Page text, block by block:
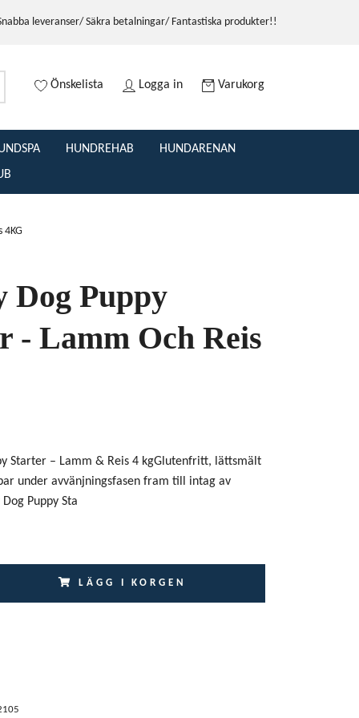
leveranser/ Säkra betalningar/ Fantastiska produkter!!
Önskelista Logga in Varukorg
HUNDREHAB
HUNDARENAN
Dog Puppy
- Lamm Och Reis
Starter – Lamm & Reis 4 kgGlutenfritt, lättsmält
under avvänjningsfasen fram till intag av
Puppy Sta
LÄGG I KORGEN